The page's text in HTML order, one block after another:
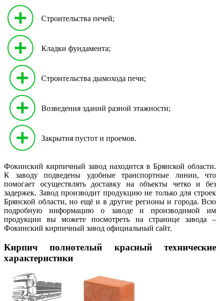
Строительства печей;
Кладки фундамента;
Строительства дымохода печи;
Возведения зданий разной этажности;
Закрытия пустот и проемов.
Фокинский кирпичный завод находится в Брянской области.
К заводу подведены удобные транспортные линии, что
помогает осуществлять доставку на объекты четко и без
задержек. Завод производит продукцию не только для строек
Брянской области, но ещё и в другие регионы и города. Всю
подробную информацию о заводе и производимой им
продукции вы можете посмотреть на странице завода –
Фокинский кирпичный завод официальный сайт.
Кирпич полнотелый красный технические
характеристики